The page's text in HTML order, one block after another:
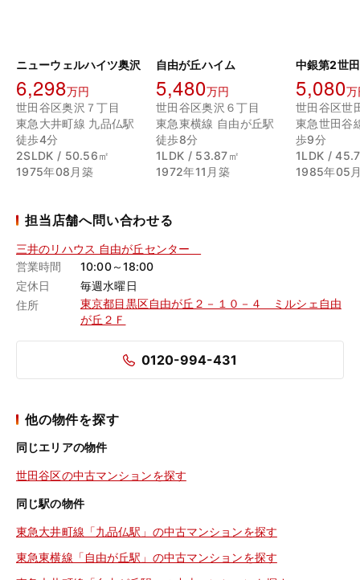
ニューウェルハイツ奥沢
6,298万円
世田谷区奥沢７丁目
東急大井町線 九品仏駅
徒歩4分
2SLDK / 50.56㎡
1975年08月築
自由が丘ハイム
5,480万円
世田谷区奥沢６丁目
東急東横線 自由が丘駅
徒歩8分
1LDK / 53.87㎡
1972年11月築
中銀第2世
5,080万
世田谷区世
東急世田谷
歩9分
1LDK /
1985年05
担当店舗へ問い合わせる
三井のリハウス 自由が丘センター
営業時間
10:00～18:00
定休日
毎週水曜日
住所
東京都目黒区自由が丘２－１０－４ ミルシェ自由
が丘２Ｆ
0120-994-431
他の物件を探す
同じエリアの物件
世田谷区の中古マンションを探す
同じ駅の物件
東急大井町線「九品仏駅」の中古マンションを探す
東急東横線「自由が丘駅」の中古マンションを探す